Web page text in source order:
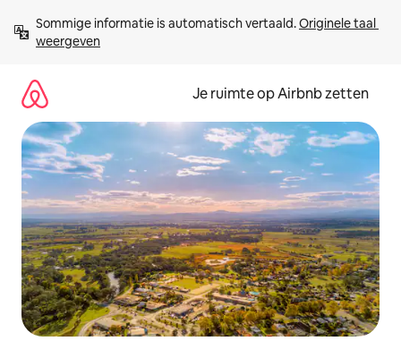
direct
naar
Sommige informatie is automatisch vertaald. Originele taal
weergeven
Je ruimte op Airbnb zetten